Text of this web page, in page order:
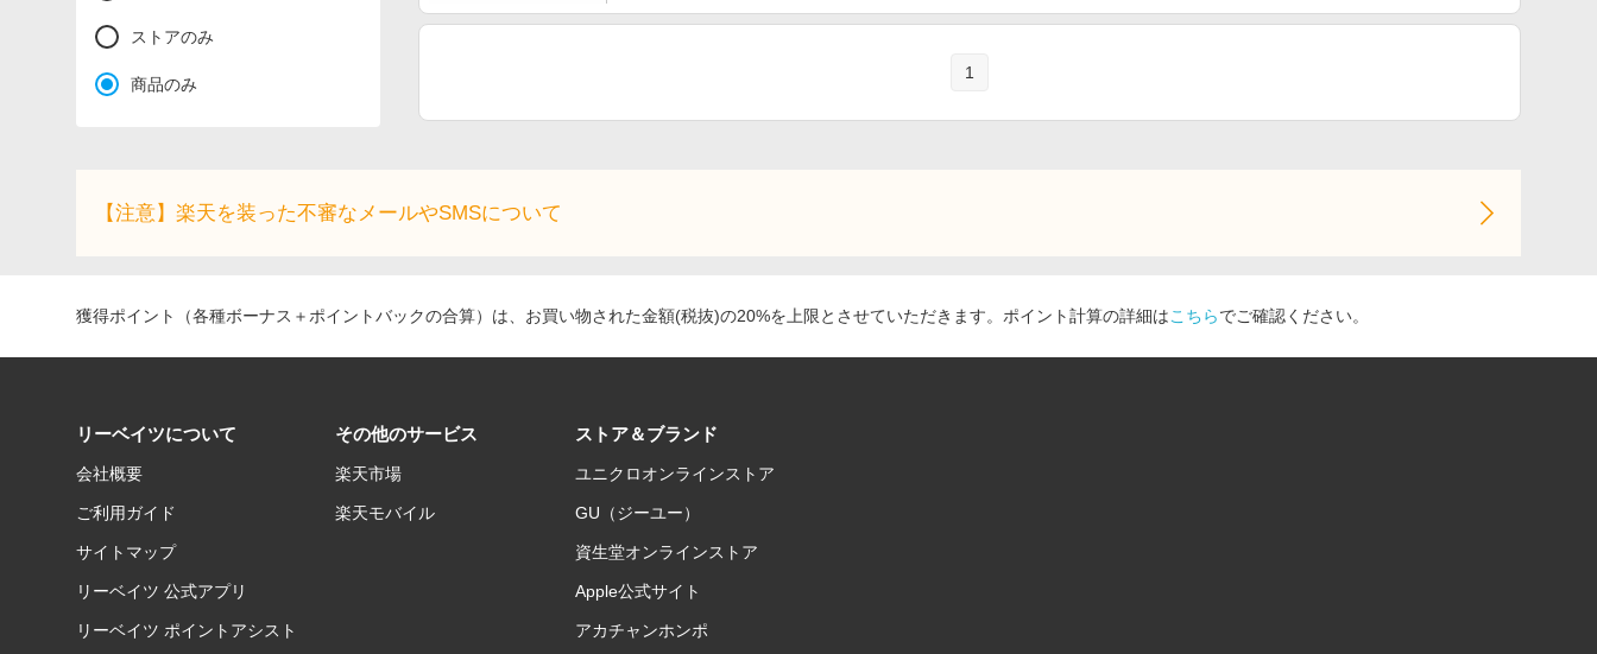
ストアのみ
商品のみ
1
【注意】楽天を装った不審なメールやSMSについて
獲得ポイント（各種ボーナス＋ポイントバックの合算）は、お買い物された金額(税抜)の20%を上限とさせていただきます。ポイント計算の詳細はこちらでご確認ください。
リーベイツについて
会社概要
ご利用ガイド
サイトマップ
リーベイツ 公式アプリ
リーベイツ ポイントアシスト
その他のサービス
楽天市場
楽天モバイル
ストア＆ブランド
ユニクロオンラインストア
GU（ジーユー）
資生堂オンラインストア
Apple公式サイト
アカチャンホンポ